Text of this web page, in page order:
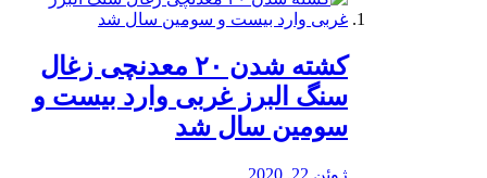
کشته شدن ۲۰ معدنچی زغال
سنگ البرز غربی وارد بیست و
سومین سال شد
ژوئن 22, 2020